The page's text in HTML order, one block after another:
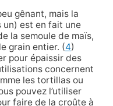
gênant, mais la
un) est en fait une
la semoule de maïs,
grain entier. (4)
pour épaissir des
concernent
les tortillas ou
pouvez l’utiliser
faire de la croûte à